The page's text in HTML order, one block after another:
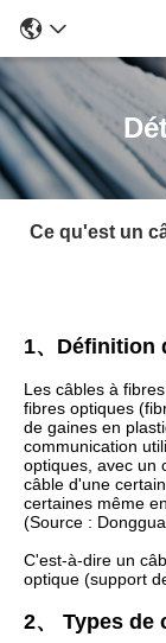
Ce qu'est un
1、Définition
Les câbles à
fibres optiques
de gaines en
communication
optiques, avec un
câble d'une
certaines même
(Source :
C'est-à-dire un
optique (support
2、 Types de